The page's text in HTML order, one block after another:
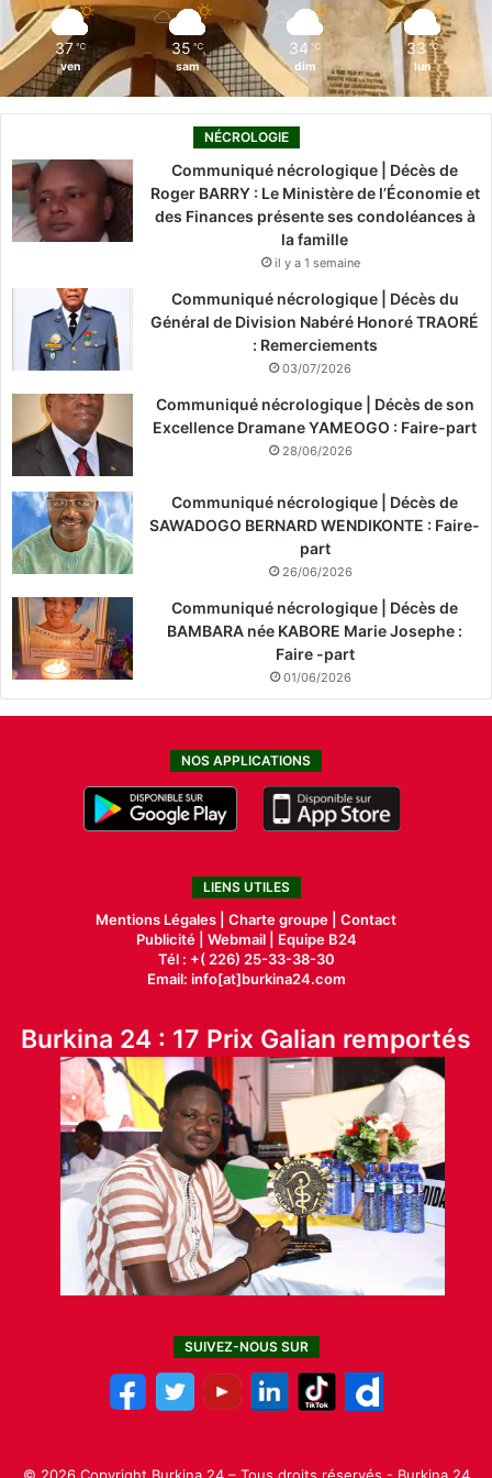
37 ℃
ven
35 ℃
sam
34 ℃
dim
33 ℃
lun
NÉCROLOGIE
Communiqué nécrologique | Décès de
Roger BARRY : Le Ministère de l’Économie et
des Finances présente ses condoléances à
la famille
il y a 1 semaine
Communiqué nécrologique | Décès du
Général de Division Nabéré Honoré TRAORÉ
: Remerciements
03/07/2026
Communiqué nécrologique | Décès de son
Excellence Dramane YAMEOGO : Faire-part
28/06/2026
Communiqué nécrologique | Décès de
SAWADOGO BERNARD WENDIKONTE : Faire-
part
26/06/2026
Communiqué nécrologique | Décès de
BAMBARA née KABORE Marie Josephe :
Faire -part
01/06/2026
NOS APPLICATIONS
LIENS UTILES
Mentions Légales | Charte groupe | Contact
Publicité| Webmail |
Equipe B24
Tél : +( 226) 25-33-38-30
Email: info[at]burkina24.com
Burkina 24 : 17 Prix Galian remportés
SUIVEZ-NOUS SUR